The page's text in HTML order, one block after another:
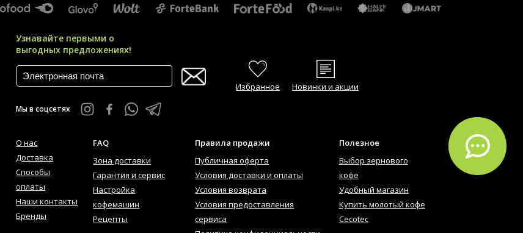
Узнавайте первыми о
выгодных предложениях!
Мы в соцсетях
Избранное Новинки и акции
О нас
Доставка
Способы
оплаты
Наши контакты
Бренды
FAQ
Зона доставки
Гарантия и сервис
Настройка
кофемашин
Рецепты
Правила продажи
Публичная оферта
Условия доставки и оплаты
Условия возврата
Условия предоставления
сервиса
Полезное
Выбор зернового
кофе
Удобный магазин
Купить молотый кофе
Cecotec